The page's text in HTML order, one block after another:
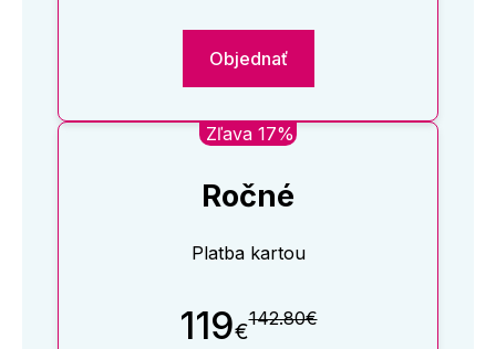
Objednať
Zľava 17%
Ročné
Platba kartou
119€142.80€